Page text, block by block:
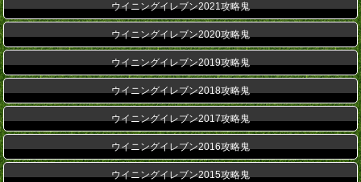
ウイニングイレブン2021攻略鬼
ウイニングイレブン2020攻略鬼
ウイニングイレブン2019攻略鬼
ウイニングイレブン2018攻略鬼
ウイニングイレブン2017攻略鬼
ウイニングイレブン2016攻略鬼
ウイニングイレブン2015攻略鬼